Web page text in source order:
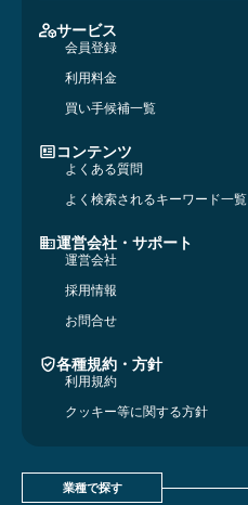
サービス
会員登録
利用料金
買い手候補一覧
コンテンツ
よくある質問
よく検索されるキーワード一覧
運営会社・サポート
運営会社
採用情報
お問合せ
各種規約・方針
利用規約
クッキー等に関する方針
業種で探す